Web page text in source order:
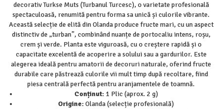
Bulbi de Tigridia
Bulbi de Zambile
Bulbi de Zantedeschia
Bulbi Sparaxis
Mixuri de Bulbi
Seminte de Flori
Seminte de Ierburi
Seminte de Legume/Fructe
decorativ Turkse Muts (Turbanul Turcesc), o varietate profesională
spectaculoasă, renumită pentru forma sa unică și culorile vibrante.
Această selecție de elită din Olanda produce fructe mari, cu un aspect
distinctiv de „turban”, combinând nuanțe de portocaliu intens, roșu,
crem și verde. Planta este viguroasă, cu o creștere rapidă și o
capacitate excelentă de acoperire a solului sau a gardurilor. Este
alegerea ideală pentru amatorii de decoruri naturale, oferind fructe
durabile care păstrează culorile vii mult timp după recoltare, fiind
piesa centrală perfectă pentru aranjamentele de toamnă.
Conținut:1 Plic (aprox. 2 g)
Origine:Olanda (selecție profesională)